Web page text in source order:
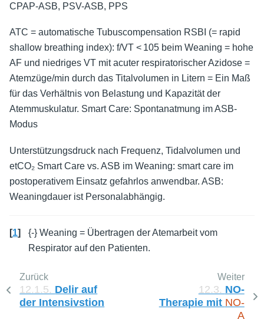
CPAP-ASB, PSV-ASB, PPS
ATC = automatische Tubuscompensation RSBI (= rapid
shallow breathing index): f/VT < 105 beim Weaning = hohe
AF und niedriges VT mit acuter respiratorischer Azidose =
Atemzüge/min durch das Titalvolumen in Litern = Ein Maß
für das Verhältnis von Belastung und Kapazität der
Atemmuskulatur. Smart Care: Spontanatmung im ASB-
Modus
Unterstützungsdruck nach Frequenz, Tidalvolumen und
etCO₂ Smart Care vs. ASB im Weaning: smart care im
postoperativem Einsatz gefahrlos anwendbar. ASB:
Weaningdauer ist Personalabhängig.
[1]
{-} Weaning = Übertragen der Atemarbeit vom
Respirator auf den Patienten.
Zurück
12.1.5. Delir auf
der Intensivstion
Weiter
12.3. NO-
Therapie mit NO-
A